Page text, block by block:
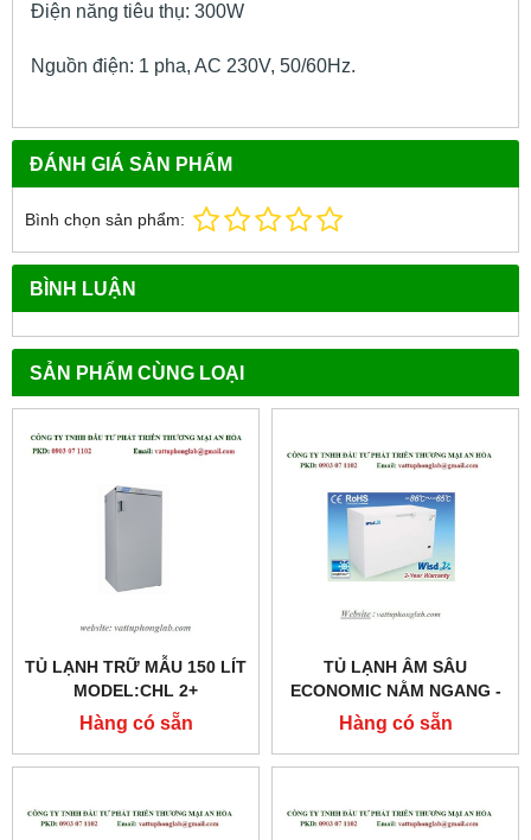
Điện năng tiêu thụ: 300W
Nguồn điện: 1 pha, AC 230V, 50/60Hz.
ĐÁNH GIÁ SẢN PHẨM
Bình chọn sản phẩm:
BÌNH LUẬN
SẢN PHẨM CÙNG LOẠI
TỦ LẠNH TRỮ MẪU 150 LÍT
MODEL:CHL 2+
Hàng có sẵn
TỦ LẠNH ÂM SÂU
ECONOMIC NẰM NGANG -
86℃ DUNG TÍCH 438 LÍT
MODEL: WUF-51
Hàng có sẵn